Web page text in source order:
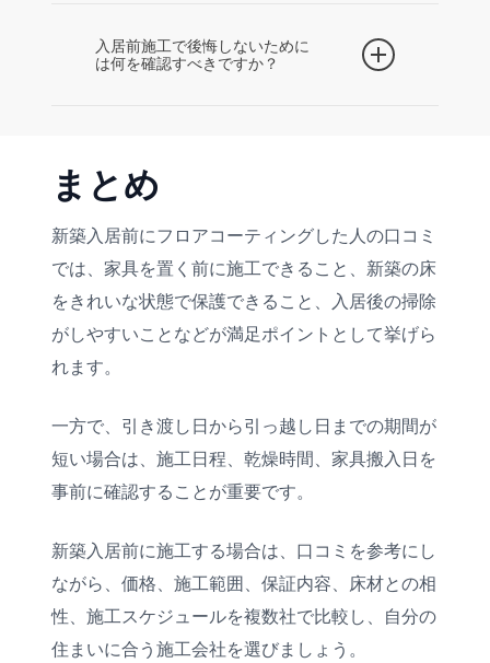
によって施工可否や相性確認が必要な場合
があります。床材名やメーカー名を施工会
入居前施工で後悔しないために
は何を確認すべきですか？
床材との相性、サンプル確認を事前に確認
しましょう。
まとめ
新築入居前にフロアコーティングした人の口コミ
では、家具を置く前に施工できること、新築の床
をきれいな状態で保護できること、入居後の掃除
がしやすいことなどが満足ポイントとして挙げら
れます。
一方で、引き渡し日から引っ越し日までの期間が
短い場合は、施工日程、乾燥時間、家具搬入日を
事前に確認することが重要です。
新築入居前に施工する場合は、口コミを参考にし
ながら、価格、施工範囲、保証内容、床材との相
性、施工スケジュールを複数社で比較し、自分の
住まいに合う施工会社を選びましょう。